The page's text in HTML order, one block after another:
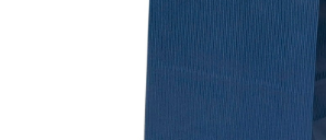
kraftpopierius
Prekę galima atsiimti atsiėmimo punkte.